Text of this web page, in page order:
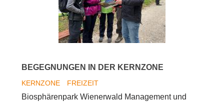
entwickeln
sich
BEGEGNUNGEN IN DER KERNZONE
KERNZONE FREIZEIT
Biosphärenpark Wienerwald Management und